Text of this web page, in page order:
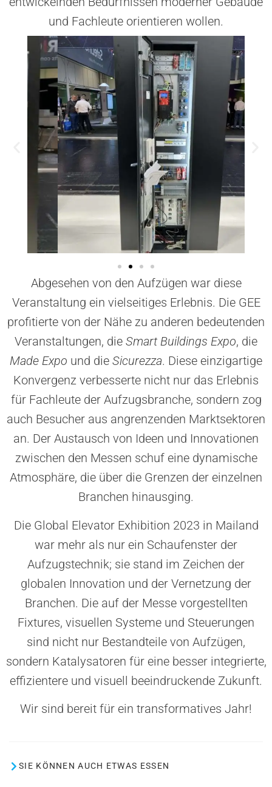
und Fachleute orientieren wollen.
Abgesehen von den Aufzügen war diese
Veranstaltung ein vielseitiges Erlebnis. Die GEE
profitierte von der Nähe zu anderen bedeutenden
Veranstaltungen, die Smart Buildings Expo, die
Made Expo und die Sicurezza. Diese einzigartige
Konvergenz verbesserte nicht nur das Erlebnis
für Fachleute der Aufzugsbranche, sondern zog
auch Besucher aus angrenzenden Marktsektoren
an. Der Austausch von Ideen und Innovationen
zwischen den Messen schuf eine dynamische
Atmosphäre, die über die Grenzen der einzelnen
Branchen hinausging.
Die Global Elevator Exhibition 2023 in Mailand
war mehr als nur ein Schaufenster der
Aufzugstechnik; sie stand im Zeichen der
globalen Innovation und der Vernetzung der
Branchen. Die auf der Messe vorgestellten
Fixtures, visuellen Systeme und Steuerungen
sind nicht nur Bestandteile von Aufzügen,
sondern Katalysatoren für eine besser integrierte,
effizientere und visuell beeindruckende Zukunft.
Wir sind bereit für ein transformatives Jahr!
SIE KÖNNEN AUCH ETWAS ESSEN